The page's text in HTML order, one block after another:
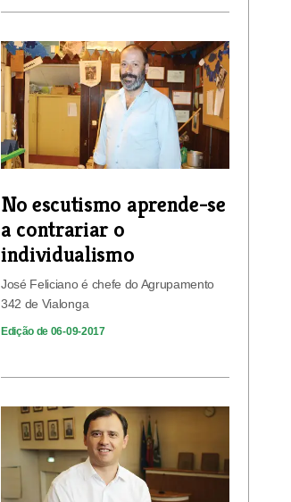
No escutismo aprende-se
a contrariar o
individualismo
José Feliciano é chefe do Agrupamento
342 de Vialonga
Edição de 06-09-2017